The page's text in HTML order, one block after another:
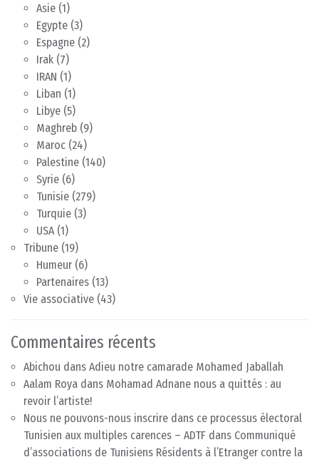
Asie (1)
Egypte (3)
Espagne (2)
Irak (7)
IRAN (1)
Liban (1)
Libye (5)
Maghreb (9)
Maroc (24)
Palestine (140)
Syrie (6)
Tunisie (279)
Turquie (3)
USA(1)
Tribune (19)
Humeur (6)
Partenaires (13)
Vie associative (43)
Commentaires récents
Abichou dans Adieu notre camarade Mohamed Jaballah
Aalam Roya dans Mohamad Adnane nous a quittés : au
revoir l’artiste!
Nous ne pouvons-nous inscrire dans ce processus électoral
Tunisien aux multiples carences – ADTF dans Communiqué
d’associations de Tunisiens Résidents à l’Etranger contre la